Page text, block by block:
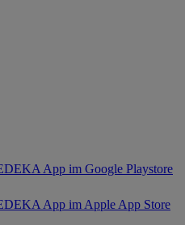
App im Google Playstore
App im Apple App Store